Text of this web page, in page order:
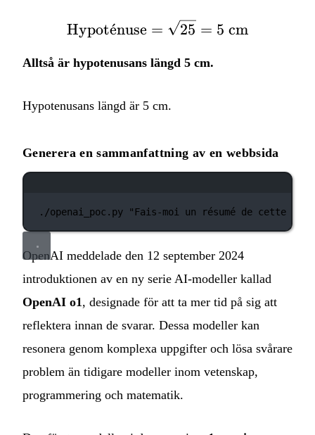
\text{Hypoténuse}
Hypote
ˊnuse = 25 = 5 cm
Alltså är hypotenusans längd 5 cm.
Hypotenusans längd är 5 cm.
Generera en sammanfattning av en webbsida
./openai_poc.py "Fais-moi un résumé de cette
OpenAI meddelade den 12 september 2024
introduktionen av en ny serie AI‑modeller kallad
OpenAI o1, designade för att ta mer tid på sig att
reflektera innan de svarar. Dessa modeller kan
resonera genom komplexa uppgifter och lösa svårare
problem än tidigare modeller inom vetenskap,
programmering och matematik.